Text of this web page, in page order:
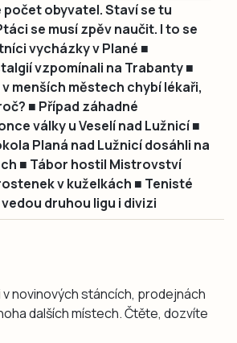
obyvatel. Staví se tu
se musí zpěv naučit. I to se
vycházky v Plané ■
vzpomínali na Trabanty ■
menších městech chybí lékaři,
■ Případ záhadné
války u Veselí nad Lužnicí ■
Planá nad Lužnicí dosáhli na
■ Tábor hostil Mistrovství
v kuželkách ■ Tenisté
vedou druhou ligu i divizi
novinových stáncích, prodejnách
dalších místech. Čtěte, dozvíte